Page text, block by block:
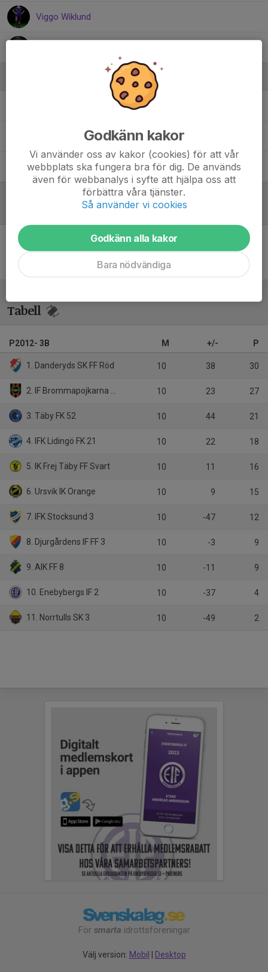
Viggo Wiklund
Lagledare
Ungdomstränare
Mahmoud Alyan Tablou Huvudtränare
Inget referat skrivet
Tabell
P2012- 3B M +/- P
1. Danderyds SK FF Röd 10 38 30
2. IF Brommapojkarna P12-21 10 23 27
3. Täby FK 52 10 44 21
4. IFK Lidingö FK 21 10 22 18
5. IK Frej Täby FF Svart 10 11 16
6. Ursvik IK Orange 10 9 15
7. IFK Stocksund 3 10 -47 12
8. Djurgårdens IF FF 3 10 -3 9
9. AIK FF 8 10 -11 9
10. Enebybergs IF 2 10 -37 4
11. Norrtulls SK 3 10 -49 2
För smarta idrottsföreningar
Välj version: Mobil Desktop
Godkänn kakor
Vi använder oss av kakor (cookies) för att vår
webbplats ska fungera bra för dig. De används
även för webbanalys i syfte att hjälpa oss att
förbättra våra tjänster.
Så använder vi cookies
Godkänn alla kakor
Bara nödvändiga